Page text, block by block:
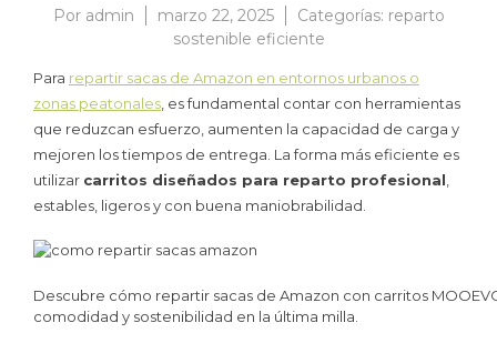
Por admin marzo 22, 2025 Categorías: reparto
sostenible eficiente
Para repartir sacas de Amazon en entornos urbanos o
zonas peatonales , es fundamental contar con herramientas
que reduzcan esfuerzo, aumenten la capacidad de carga y
mejoren los tiempos de entrega. La forma más eficiente es
utilizar carritos diseñados para reparto profesional
estables, ligeros y con buena maniobrabilidad.
Descubre cómo repartir sacas de Amazon con carritos
comodidad y sostenibilidad en la última milla.